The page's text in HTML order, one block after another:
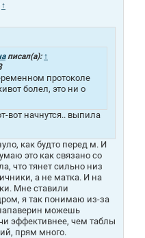
↑
писал(а): ↑
протоколе
болел, это ни о
вот начнутся.. выпила
как будто перед м. И
это как связано со
что тянет сильно низ
а не матка. И на
Мне ставили
я так понимаю из-за
можешь
эффективнее, чем таблы
прям много.